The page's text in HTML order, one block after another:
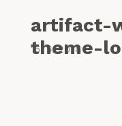
artifact-
theme-
15. 5. 2018